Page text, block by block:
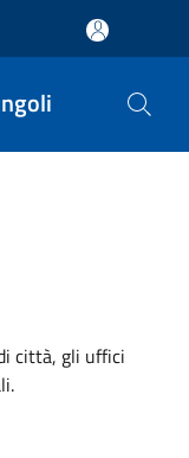
città, gli uffici